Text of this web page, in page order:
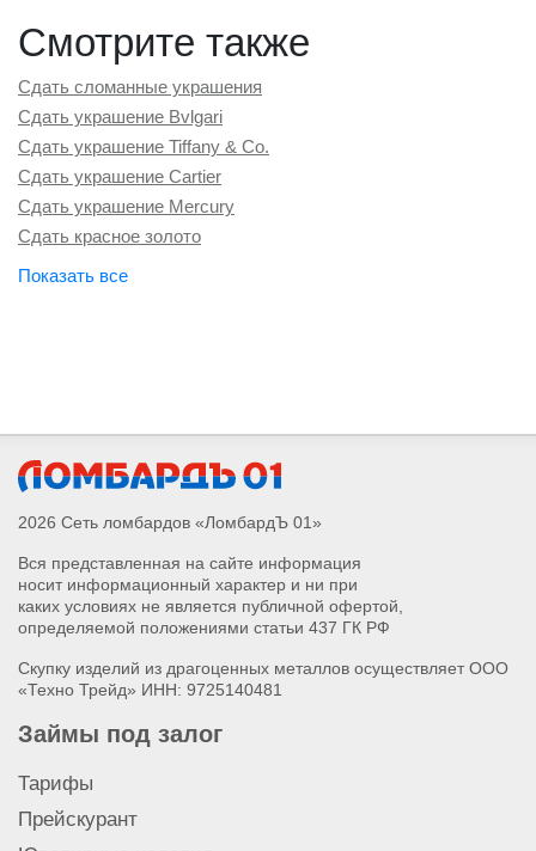
Смотрите также
Сдать сломанные украшения
Сдать украшение Bvlgari
Сдать украшение Tiffany & Co.
Сдать украшение Cartier
Сдать украшение Mercury
Сдать красное золото
Сдать белое золото
Сдать золотое кольцо с бриллиантом
Сдать золотые запонки
Сдать золотые часы
Сдать золотой крестик
Сдать золотые монеты
Сдать золотое обручальное кольцо
Сдать золотую брошь
Сдать золотой браслет
Сдать золотое кольцо
2026 Сеть ломбардов «ЛомбардЪ 01»
Вся представленная на сайте информация
носит информационный характер и ни при
каких условиях не является публичной офертой,
определяемой положениями статьи 437 ГК РФ
Скупку изделий из драгоценных металлов осуществляет ООО
«Техно Трейд» ИНН: 9725140481
Займы под залог
Тарифы
Прейскурант